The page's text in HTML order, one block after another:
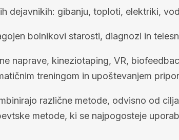
dejavnikih: gibanju, toploti, elektriki,
bolnikovi starosti, diagnozi in
naprave, kineziotaping, VR,
treningom in upoštevanjem
različne metode, odvisno od
metode, ki se najpogosteje